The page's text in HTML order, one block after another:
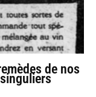
de nos